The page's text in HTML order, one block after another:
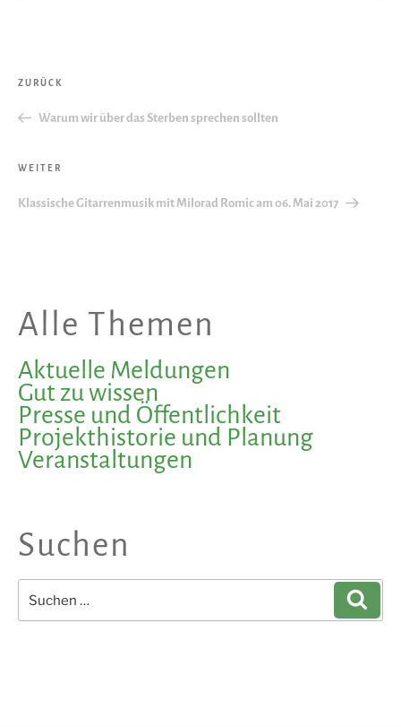
Beitragsnavigation
Vorheriger
ZURÜCK
Warum wir über das Sterben sprechen sollten
Nächster
WEITER
Klassische Gitarrenmusik mit Milorad Romic am 06. Mai 2017
Alle Themen
Aktuelle Meldungen
Gut zu wissen
Presse und Öffentlichkeit
Projekthistorie und Planung
Veranstaltungen
Suchen